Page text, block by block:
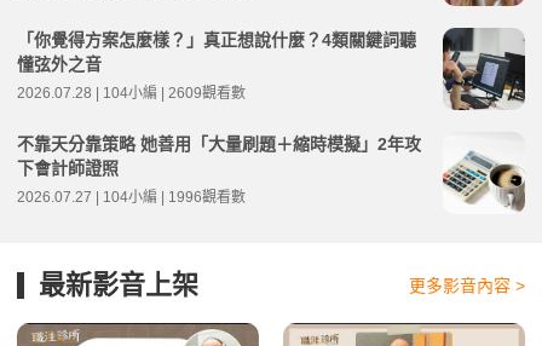
「你覺得方案怎麼樣？」真正想說什麼？4類關鍵詞聽
懂弦外之音
2026.07.28 | 104小編 | 2609觀看數
不靠天分靠策略 她善用「大量刷題＋縮時模擬」2年攻
下會計師證照
2026.07.27 | 104小編 | 1996觀看數
最新影音上架 更多影音內容 >